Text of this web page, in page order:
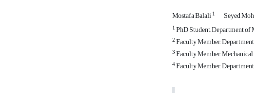
Mostafa Balali1 Seyed
1PhD Student, Department
2Faculty Member,
3Faculty Member,
4Faculty Member,